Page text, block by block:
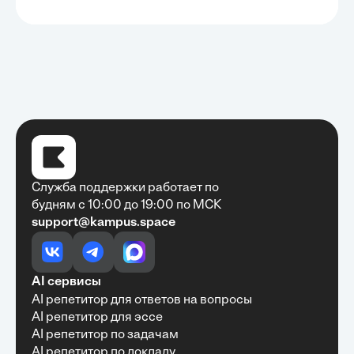
Очень быстро, недорого, качественно,
доступно
Алексей Антонов•27 мая, 2025
Обучение с Кампус Хаб — очень экономит
полезной информации. Рекомендую ...
Служба поддержки работает по
будням с 10:00 до 19:00 по МСК
support@kampus.space
AI сервисы
AI репетитор для ответов на вопросы
AI репетитор для эссе
AI репетитор по задачам